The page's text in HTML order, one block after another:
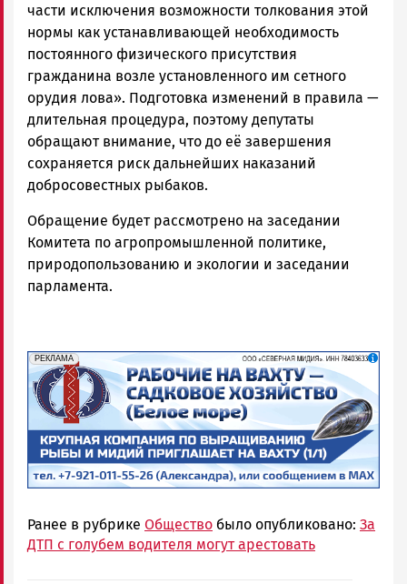
части исключения возможности толкования этой
нормы как устанавливающей необходимость
постоянного физического присутствия
гражданина возле установленного им сетного
орудия лова». Подготовка изменений в правила —
длительная процедура, поэтому депутаты
обращают внимание, что до её завершения
сохраняется риск дальнейших наказаний
добросовестных рыбаков.
Обращение будет рассмотрено на заседании
Комитета по агропромышленной политике,
природопользованию и экологии и заседании
парламента.
erid: 2SDnjf467GP
РЕКЛАМА
Реклама
Ранее в рубрике Общество было опубликовано: За
ДТП с голубем водителя могут арестовать